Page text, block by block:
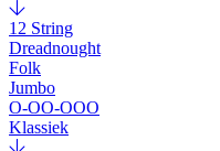
12 String
Dreadnought
Folk
Jumbo
O-OO-OOO
Klassiek